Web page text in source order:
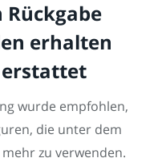
Rückgabe
erhalten
wurde empfohlen,
die unter dem
zu verwenden.